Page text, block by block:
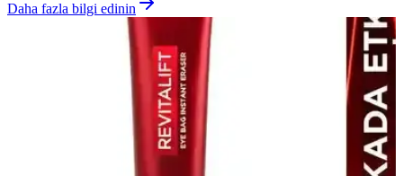
Daha fazla bilgi edinin